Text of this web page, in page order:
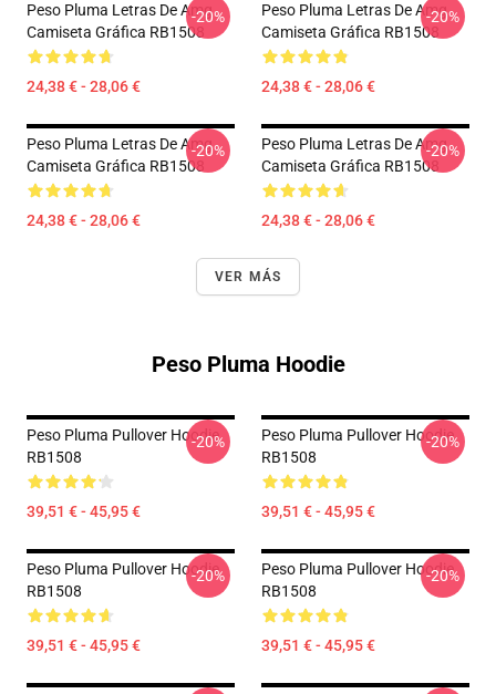
Peso Pluma Letras De Amg
Camiseta Gráfica RB1508
24,38 € - 28,06 €
-20%
Peso Pluma Letras De Amg
Camiseta Gráfica RB1508
24,38 € - 28,06 €
-20%
Peso Pluma Letras De Amg
Camiseta Gráfica RB1508
24,38 € - 28,06 €
-20%
Peso Pluma Letras De Amg
Camiseta Gráfica RB1508
24,38 € - 28,06 €
-20%
VER MÁS
Peso Pluma Hoodie
Peso Pluma Pullover Hoodie
RB1508
39,51 € - 45,95 €
-20%
Peso Pluma Pullover Hoodie
RB1508
39,51 € - 45,95 €
-20%
Peso Pluma Pullover Hoodie
RB1508
39,51 € - 45,95 €
-20%
Peso Pluma Pullover Hoodie
RB1508
39,51 € - 45,95 €
-20%